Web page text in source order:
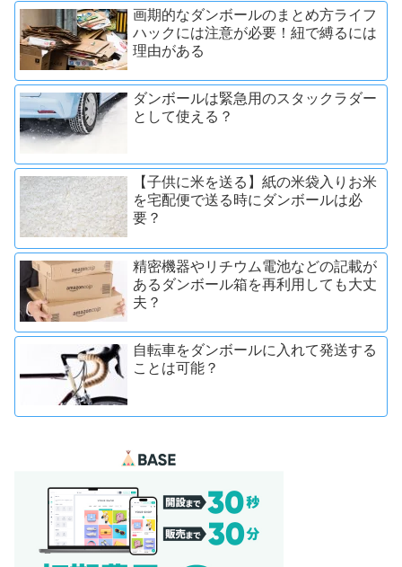
画期的なダンボールのまとめ方ライフ
ハックには注意が必要！紐で縛るには
理由がある
ダンボールは緊急用のスタックラダー
として使える？
【子供に米を送る】紙の米袋入りお米
を宅配便で送る時にダンボールは必
要？
精密機器やリチウム電池などの記載が
あるダンボール箱を再利用しても大丈
夫？
自転車をダンボールに入れて発送する
ことは可能？